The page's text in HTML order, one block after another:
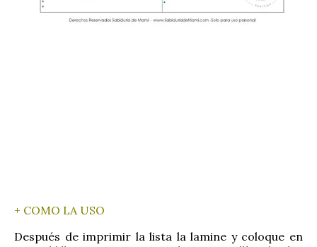
+ COMO LA USO
Después de imprimir la lista la lamine y coloque en